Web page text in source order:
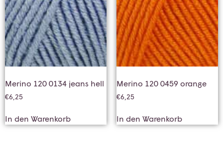
Merino 120 0134 jeans hell
€6,25
In den Warenkorb
Merino 120 0459 orange
€6,25
In den Warenkorb